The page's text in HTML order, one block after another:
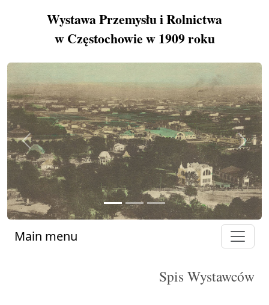
Wystawa Przemysłu i Rolnictwa
w Częstochowie w 1909 roku
Previous Next
Main menu
Spis Wystawców